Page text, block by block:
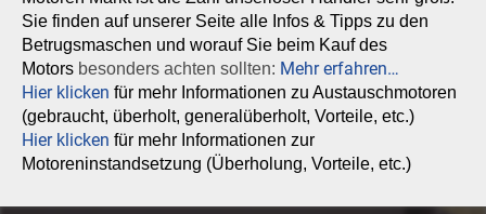
Sie finden auf unserer Seite alle Infos & Tipps zu den
Betrugsmaschen und worauf Sie beim Kauf des
Motors besonders achten sollten: Mehr erfahren…
Hier klicken für mehr Informationen zu Austauschmotoren
(gebraucht, überholt, generalüberholt, Vorteile, etc.)
Hier klicken für mehr Informationen zur
Motoreninstandsetzung (Überholung, Vorteile, etc.)